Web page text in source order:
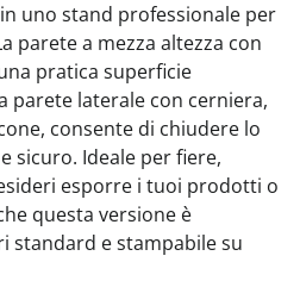
uno stand professionale per
parete a mezza altezza con
pratica superficie
parete laterale con cerniera,
consente di chiudere lo
sicuro. Ideale per fiere,
esporre i tuoi prodotti o
questa versione è
standard e stampabile su